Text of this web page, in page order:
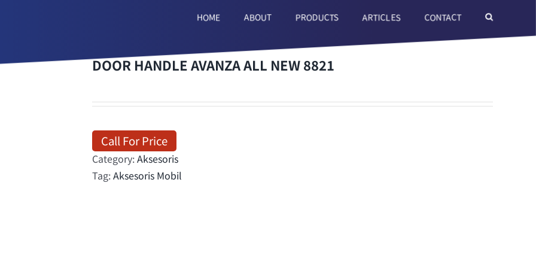
HOME ABOUT PRODUCTS ARTICLES CONTACT
DOOR HANDLE AVANZA ALL NEW 8821
Call For Price
Category:Aksesoris
Tag:Aksesoris Mobil